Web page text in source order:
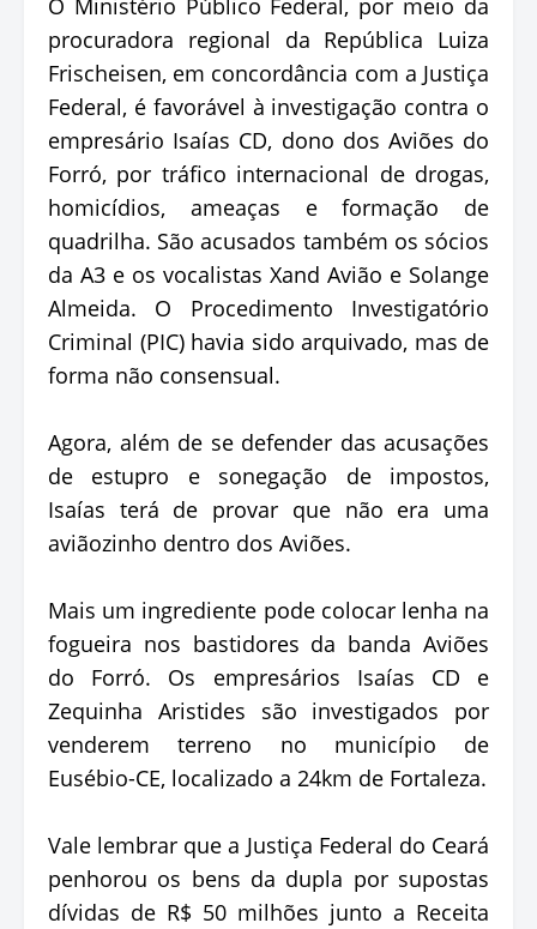
O Ministério Público Federal, por meio da
procuradora regional da República Luiza
Frischeisen, em concordância com a Justiça
Federal, é favorável à investigação contra o
empresário Isaías CD, dono dos Aviões do
Forró, por tráfico internacional de drogas,
homicídios, ameaças e formação de
quadrilha. São acusados também os sócios
da A3 e os vocalistas Xand Avião e Solange
Almeida. O Procedimento Investigatório
Criminal (PIC) havia sido arquivado, mas de
forma não consensual.
Agora, além de se defender das acusações
de estupro e sonegação de impostos,
Isaías terá de provar que não era uma
aviãozinho dentro dos Aviões.
Mais um ingrediente pode colocar lenha na
fogueira nos bastidores da banda Aviões
do Forró. Os empresários Isaías CD e
Zequinha Aristides são investigados por
venderem terreno no município de
Eusébio-CE, localizado a 24km de Fortaleza.
Vale lembrar que a Justiça Federal do Ceará
penhorou os bens da dupla por supostas
dívidas de R$ 50 milhões junto a Receita